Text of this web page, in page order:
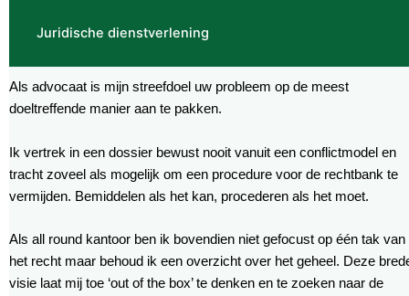
Juridische dienstverlening
Als advocaat is mijn streefdoel uw probleem op de meest
doeltreffende manier aan te pakken.
Ik vertrek in een dossier bewust nooit vanuit een conflictmodel en
tracht zoveel als mogelijk om een procedure voor de rechtbank te
vermijden. Bemiddelen als het kan, procederen als het moet.
Als all round kantoor ben ik bovendien niet gefocust op één tak van
het recht maar behoud ik een overzicht over het geheel. Deze
visie laat mij toe ‘out of the box’ te denken en te zoeken naar de